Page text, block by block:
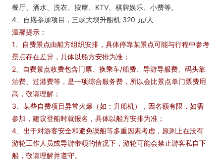
餐厅、酒水、洗衣、按摩、KTV、棋牌娱乐、小费等。
4、自愿参加项目，三峡大坝升船机 320 元/人
温馨提示：
1、自费景点由船方组织安排，具体停靠某景点可能与行程中参考
景点存在差异，具体以船方安排为准；
2、自费景点收费包含门票、换乘车/船费、导游导服费、码头靠
泊费、过港费等，是一项综合服务费，所以会比景点单门票费用
高，敬请理解；
3、某些自费项目异常火爆（如：升船机），因名额有限，如需
参加，建议登船时就报名，具体以船方安排为准；
4、出于对游客安全和避免误船等多重因素考虑，原则上在没有
游轮工作人员或导游带领的情况下，游轮可能会禁止游客私自下
船，敬请理解并遵守。